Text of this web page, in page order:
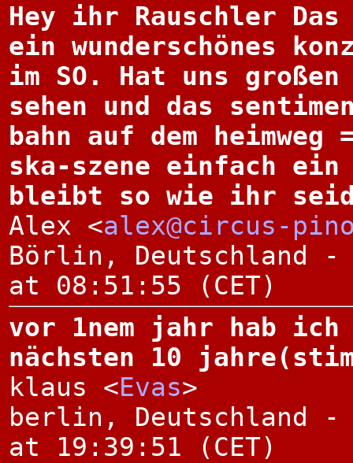
Hey ihr Rauschler
ein wunderschönes
im SO. Hat uns großen
sehen und das
bahn auf dem
ska-szene einfach
bleibt so wie ihr
Alex <alex@circus-
Börlin, Deutschland -
at 08:51:55 (CET)
vor 1nem jahr hab
nächsten 10
klaus <Evas>
berlin, Deutschland -
at 19:39:51 (CET)